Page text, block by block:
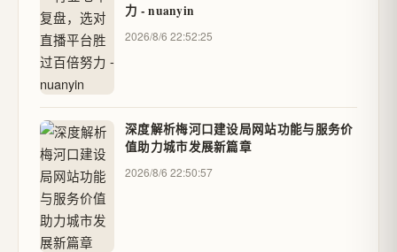
力 - nuanyin
2026/8/6 22:52:25
深度解析梅河口建设局网站功能与服务价
值助力城市发展新篇章
2026/8/6 22:50:57